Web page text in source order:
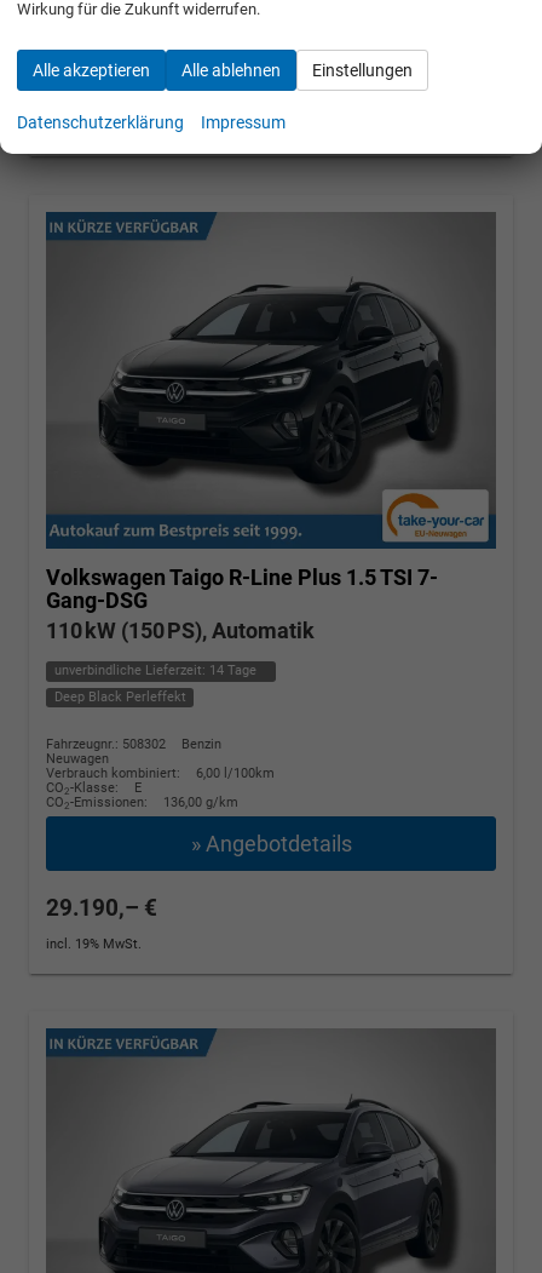
28.890,– €
incl. 19% MwSt.
Volkswagen Taigo R-Line Plus 1.5 TSI 7-
Gang-DSG
110 kW (150 PS), Automatik
unverbindliche Lieferzeit: 14 Tage
Deep Black Perleffekt
Fahrzeugnr.: 508302
Benzin
Neuwagen
Verbrauch kombiniert:
6,00 l/100km
CO2-Klasse:
E
CO2-Emissionen: 136,00 g/km
» Angebotdetails
29.190,– €
incl. 19% MwSt.
Wirkung für die Zukunft widerrufen.
Alle akzeptieren Alle ablehnen Einstellungen
Datenschutzerklärung Impressum